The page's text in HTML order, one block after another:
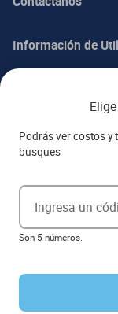
Podrás ver costos y
busques
Ingresa un
Son 5 números.
Información de
Acerca de ITALIKA
Aviso de privacidad
Ejerce tus derechos
Términos y condiciones
Las promociones de
formato de los precios puede